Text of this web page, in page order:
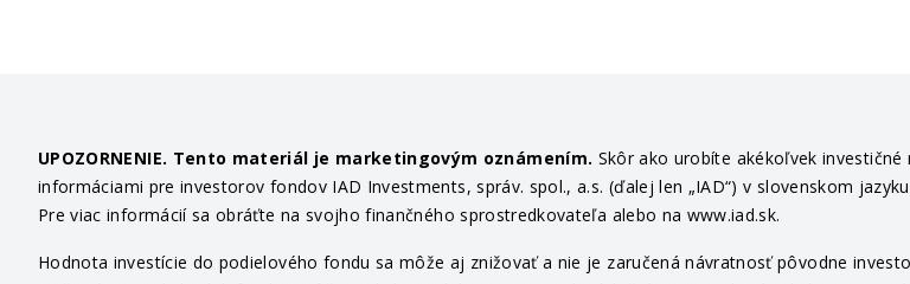
UPOZORNENIE. Tento materiál je marketingovým oznámením. Skôr ako urobíte akékoľvek
informáciami pre investorov fondov IAD Investments, správ. spol., a.s. (ďalej len „IAD“) v slovenskom
Pre viac informácií sa obráťte na svojho finančného sprostredkovateľa alebo na www.iad.sk.
Hodnota investície do podielového fondu sa môže aj znižovať a nie je zaručená návratnosť pôvodne